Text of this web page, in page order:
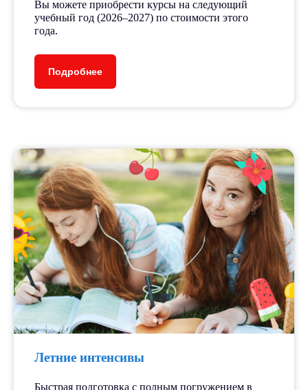
Вы можете приобрести курсы на следующий
учебный год (2026–2027) по стоимости этого
года.
Подробнее
Летние интенсивы
Быстрая подготовка с полным погружением в